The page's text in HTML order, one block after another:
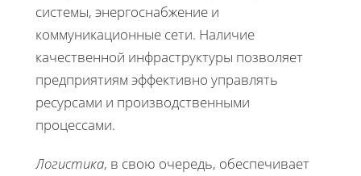
системы, энергоснабжение и
коммуникационные сети. Наличие
качественной инфраструктуры позволяет
предприятиям эффективно управлять
ресурсами и производственными
процессами.
Логистика, в свою очередь, обеспечивает